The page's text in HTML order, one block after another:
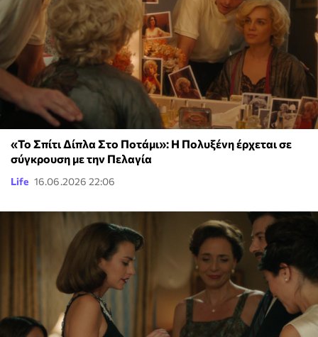
«Το Σπίτι Δίπλα Στο Ποτάμι»: Η Πολυξένη έρχεται σε
σύγκρουση με την Πελαγία
Life 16.06.2026 22:06